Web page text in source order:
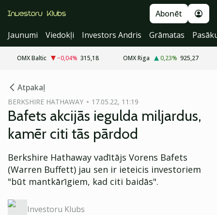
Abonēt
Jaunumi
Viedokļi Investors Andris Grāmatas
OMX Baltic −0,04% 315,18 OMX Riga 0,23% 925,27
Atpakaļ
BERKSHIRE HATHAWAY 17.05.22, 11:19
Bafets akcijās iegulda miljardus,
kamēr citi tās pārdod
Berkshire Hathaway vadītājs Vorens Bafets
(Warren Buffett) jau sen ir ieteicis investoriem
"būt mantkārīgiem, kad citi baidās".
Investoru Klubs